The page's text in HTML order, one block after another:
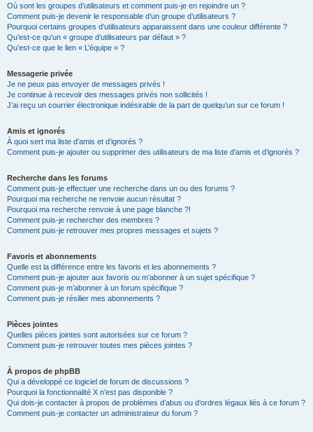
Où sont les groupes d’utilisateurs et comment puis-je en rejoindre un ?
Comment puis-je devenir le responsable d’un groupe d’utilisateurs ?
Pourquoi certains groupes d’utilisateurs apparaissent dans une couleur différente ?
Qu’est-ce qu’un « groupe d’utilisateurs par défaut » ?
Qu’est-ce que le lien « L’équipe » ?
Messagerie privée
Je ne peux pas envoyer de messages privés !
Je continue à recevoir des messages privés non sollicités !
J’ai reçu un courrier électronique indésirable de la part de quelqu’un sur ce forum !
Amis et ignorés
À quoi sert ma liste d’amis et d’ignorés ?
Comment puis-je ajouter ou supprimer des utilisateurs de ma liste d’amis et d’ignorés ?
Recherche dans les forums
Comment puis-je effectuer une recherche dans un ou des forums ?
Pourquoi ma recherche ne renvoie aucun résultat ?
Pourquoi ma recherche renvoie à une page blanche ?!
Comment puis-je rechercher des membres ?
Comment puis-je retrouver mes propres messages et sujets ?
Favoris et abonnements
Quelle est la différence entre les favoris et les abonnements ?
Comment puis-je ajouter aux favoris ou m’abonner à un sujet spécifique ?
Comment puis-je m’abonner à un forum spécifique ?
Comment puis-je résilier mes abonnements ?
Pièces jointes
Quelles pièces jointes sont autorisées sur ce forum ?
Comment puis-je retrouver toutes mes pièces jointes ?
À propos de phpBB
Qui a développé ce logiciel de forum de discussions ?
Pourquoi la fonctionnalité X n’est pas disponible ?
Qui dois-je contacter à propos de problèmes d’abus ou d’ordres légaux liés à ce forum ?
Comment puis-je contacter un administrateur du forum ?